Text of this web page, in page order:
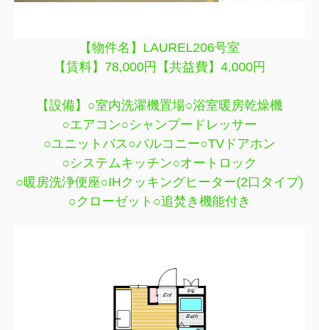
【物件名】LAUREL206号室
【賃料】78,000円【共益費】4,000円
【設備】○室内洗濯機置場○浴室暖房乾燥機
○エアコン○シャンプードレッサー
○ユニットバス○バルコニー○TVドアホン
○システムキッチン○オートロック
○暖房洗浄便座○IHクッキングヒーター(2口タイプ)
○クローゼット○追焚き機能付き